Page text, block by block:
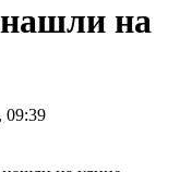
на
09:39